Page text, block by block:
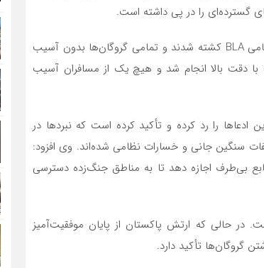
گسترده‌ای را در پی داشته است.
ارتش پاکستان اعلام کرد که در عملیات نجات گروگان‌ها، ۳۳ شبه‌نظامی BLA کشته شدند و تمامی گروگان‌ها بدون آسیب
با دقت بالا انجام شد و هیچ یک از مسافران آسیب
را رد کرده و تأکید کرده است که نبردها در
سنگین جانی و خسارات نظامی شده‌اند. وی افزود:
بی‌طرف اجازه دهد تا به مناطق جنگ‌زده دسترسی
در حالی که ارتش پاکستان از پایان موفقیت‌آمیز